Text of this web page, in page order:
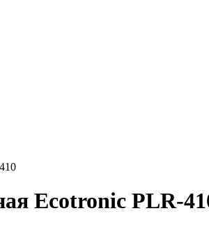
Ecotronic PLR-